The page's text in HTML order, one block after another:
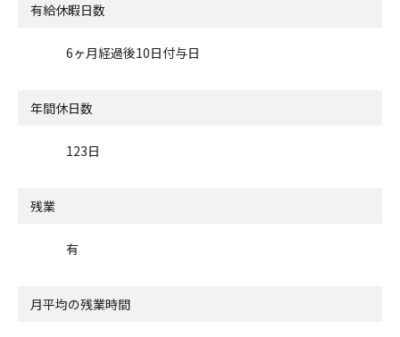
有給休暇日数
6ヶ月経過後10日付与日
年間休日数
123日
残業
有
月平均の残業時間